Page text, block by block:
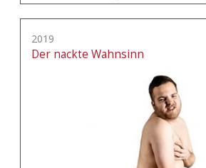
2019
Der nackte Wahnsinn